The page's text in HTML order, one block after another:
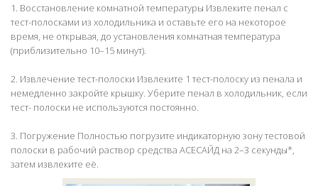
1. Восстановление комнатной температуры Извлеките пенал с
тест-полосками из холодильника и оставьте его на некоторое
время, не открывая, до установления комнатная температура
(приблизительно 10–15 минут).
2. Извлечение тест-полоски Извлеките 1 тест-полоску из пенала и
немедленно закройте крышку. Уберите пенал в холодильник, если
тест- полоски не используются постоянно.
3. Погружение Полностью погрузите индикаторную зону тестовой
полоски в рабочий раствор средства АСЕСАЙД на 2–3 секунды*,
затем извлеките её.